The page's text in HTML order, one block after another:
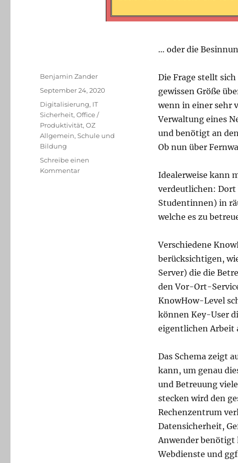
… oder die
Die Frage stellt
gewissen Größe
wenn in einer sehr
Verwaltung eines
und benötigt an
Ob nun über
Idealerweise kann
verdeutlichen: Dort
Studentinnen) in
welche es zu
Verschiedene
berücksichtigen,
Server) die die
den Vor-Ort-
KnowHow-Level
können Key-User
eigentlichen Arbeit
Das Schema zeigt
kann, um genau
und Betreuung
stecken wird den
Rechenzentrum
Datensicherheit,
Anwender benötigt
Webdienste und
Autor
Benjamin Zander
Veröffentlicht
am
September 24, 2020
Kategorien
Digitalisierung, IT
Sicherheit,Office /
Produktivität,OZ
Allgemein,Schule und
Bildung
Schreibe einen
Kommentarzu